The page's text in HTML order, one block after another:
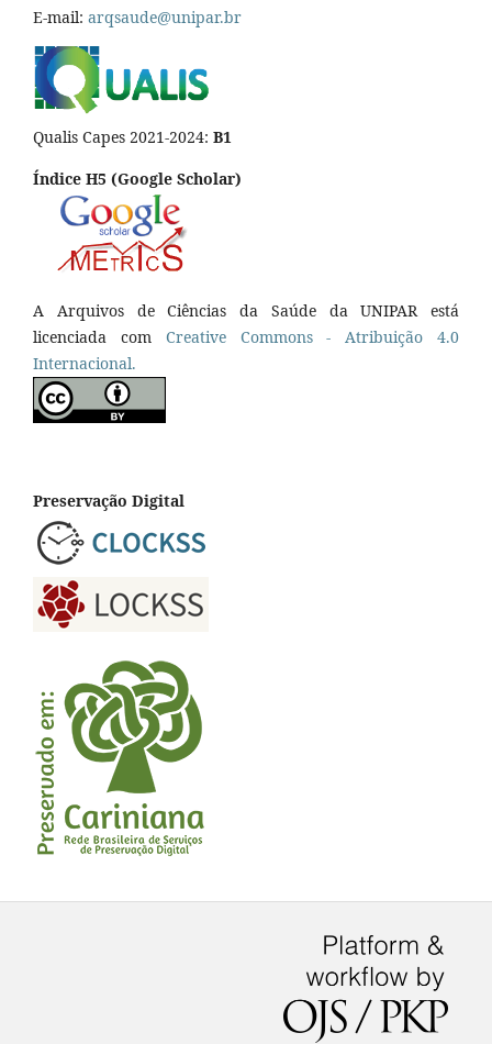
E-mail: arqsaude@unipar.br
Qualis Capes 2021-2024: B1
Índice H5 (Google Scholar)
A Arquivos de Ciências da Saúde da UNIPAR está
licenciada com Creative Commons - Atribuição 4.0
Internacional.
Preservação Digital